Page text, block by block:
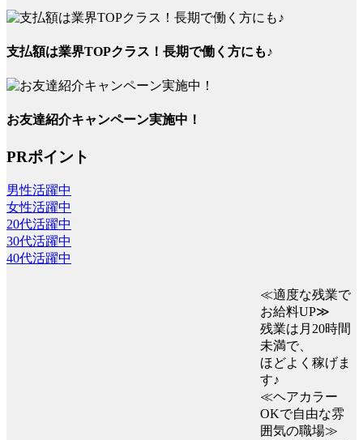
支払額は業界TOPクラス！長期で働く方にも♪
お友達紹介キャンペーン実施中！
PRポイント
男性活躍中
女性活躍中
20代活躍中
30代活躍中
40代活躍中
≪適度な残業で
お給料UP≫
残業は月20時間
未満で、
ほどよく稼げま
す♪
≪ヘアカラー
OKで自由な雰
囲気の職場≫